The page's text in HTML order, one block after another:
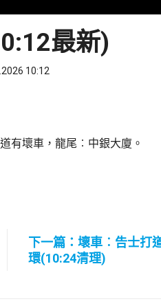
最新)
10:12
有壞車，龍尾︰中銀大廈。
下一篇：壞車︰告士打
環(10:24清理)